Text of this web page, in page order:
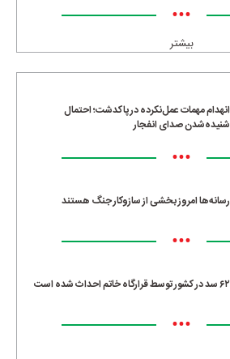
•••
بیشتر
انهدام مهمات عمل‌نکرده در پاکدشت؛ احتمال
شنیده‌شدن صدای انفجار
•••
رسانه‌ها امروز بخشی از سازوکار جنگ هستند
•••
۶۲ سد در کشور توسط قرارگاه خاتم احداث شده است
•••